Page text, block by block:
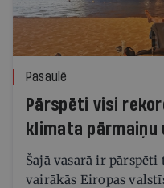
Pasaulē
Pārspēti visi
klimata pārmaiņu
Šajā vasarā ir
vairākās Eiropas